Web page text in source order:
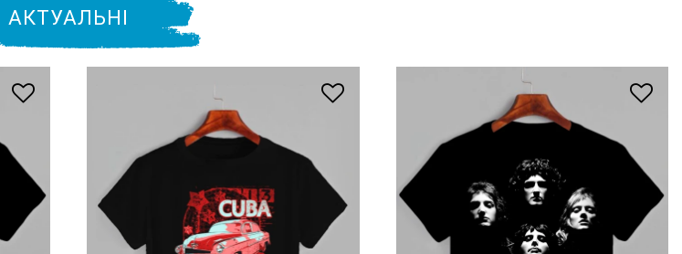
АКТУАЛЬНІ